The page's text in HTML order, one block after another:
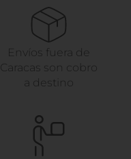
Envíos fuera de
Caracas son cobro
a destino